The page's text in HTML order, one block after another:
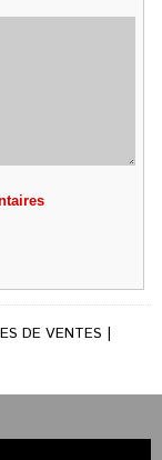
DE VENTES |